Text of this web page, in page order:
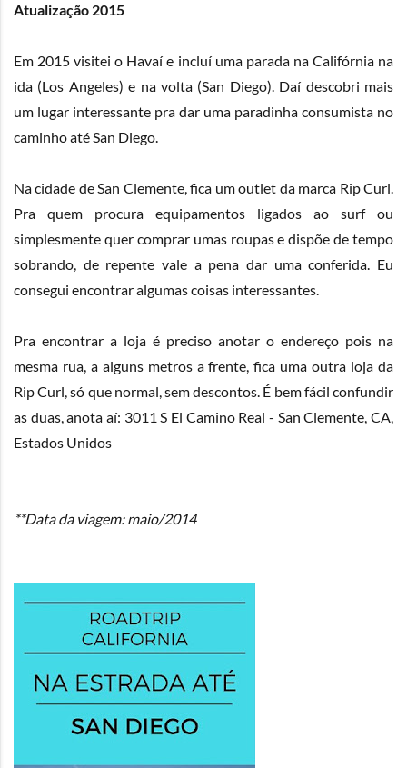
Atualização 2015
Em 2015 visitei o Havaí e incluí uma parada na Califórnia na
ida (Los Angeles) e na volta (San Diego). Daí descobri mais
um lugar interessante pra dar uma paradinha consumista no
caminho até San Diego.
Na cidade de San Clemente, fica um outlet da marca Rip Curl.
Pra quem procura equipamentos ligados ao surf ou
simplesmente quer comprar umas roupas e dispõe de tempo
sobrando, de repente vale a pena dar uma conferida. Eu
consegui encontrar algumas coisas interessantes.
Pra encontrar a loja é preciso anotar o endereço pois na
mesma rua, a alguns metros a frente, fica uma outra loja da
Rip Curl, só que normal, sem descontos. É bem fácil confundir
as duas, anota aí: 3011 S El Camino Real - San Clemente, CA,
Estados Unidos
**Data da viagem: maio/2014